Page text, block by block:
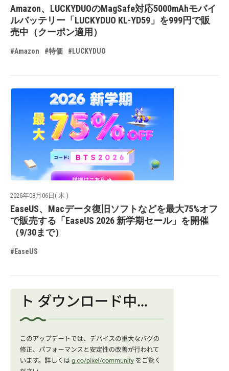
Amazon、LUCKYDUOのMagSafe対応5000mAhモバイ
ルバッテリー「LUCKYDUO KL-YD59」を999円で販
売中（クーポン適用）
#Amazon #特価 #LUCKYDUO
2026年08月06日( 木 )
EaseUS、Macデータ復旧ソフトなどを最大75%オフ
で販売する「EaseUS 2026 新学期セール」を開催
（9/30まで）
#EaseUS